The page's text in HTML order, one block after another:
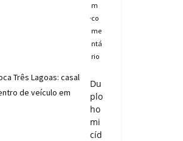
m
co
me
ntá
rio
Du
plo
ho
mi
cíd